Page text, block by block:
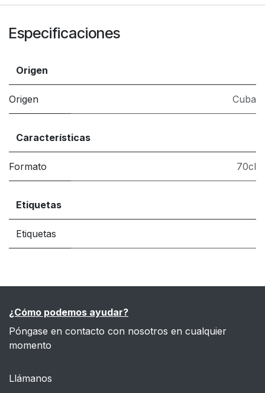
Especificaciones
Origen
Origen Cuba
Características
Formato 70cl
Etiquetas
Etiquetas
¿Cómo podemos ayudar?
Póngase en contacto con nosotros en cualquier
momento
Llámanos